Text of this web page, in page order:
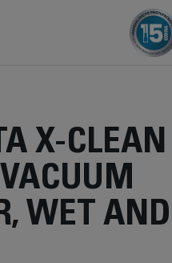
X-CLEAN
WET AND